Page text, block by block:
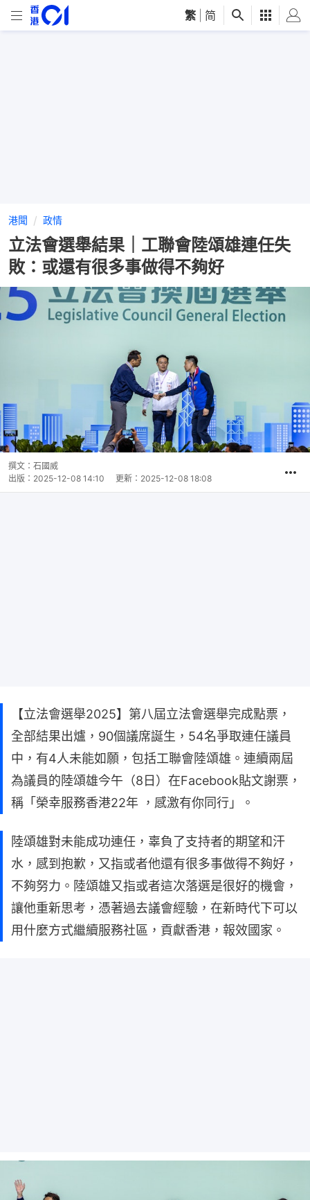
繁 简
港聞 政情
立法會選舉結果｜工聯會陸頌雄連任失
敗：或還有很多事做得不夠好
撰文： 石國威
出版： 2025-12-08 14:10 更新： 2025-12-08 18:08
【立法會選舉2025】第八屆立法會選舉完成點票，
全部結果出爐，90個議席誕生，54名爭取連任議員
中，有4人未能如願，包括工聯會陸頌雄。連續兩屆
為議員的陸頌雄今午（8日）在Facebook貼文謝票，
稱「榮幸服務香港22年 ，感激有你同行」。
陸頌雄對未能成功連任，辜負了支持者的期望和汗
水，感到抱歉，又指或者他還有很多事做得不夠好，
不夠努力。陸頌雄又指或者這次落選是很好的機會，
讓他重新思考，憑著過去議會經驗，在新時代下可以
用什麼方式繼續服務社區，貢獻香港，報效國家。